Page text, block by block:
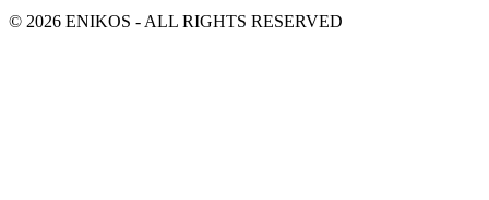
© 2026 ENIKOS - ALL RIGHTS RESERVED